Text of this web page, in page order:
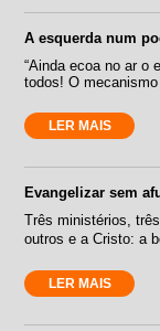
A esquerda num
“Ainda ecoa no ar o
todos! O
LER MAIS
Evangelizar sem
Três ministérios,
outros e a Cristo: a
LER MAIS